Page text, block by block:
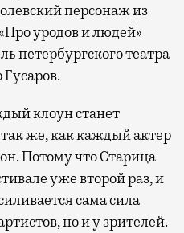
персонаж из
уродов и людей»
петербургского театра
клоун станет
же, как каждый актер
Потому что Старица
уже второй раз, и
сама сила
но и у зрителей.